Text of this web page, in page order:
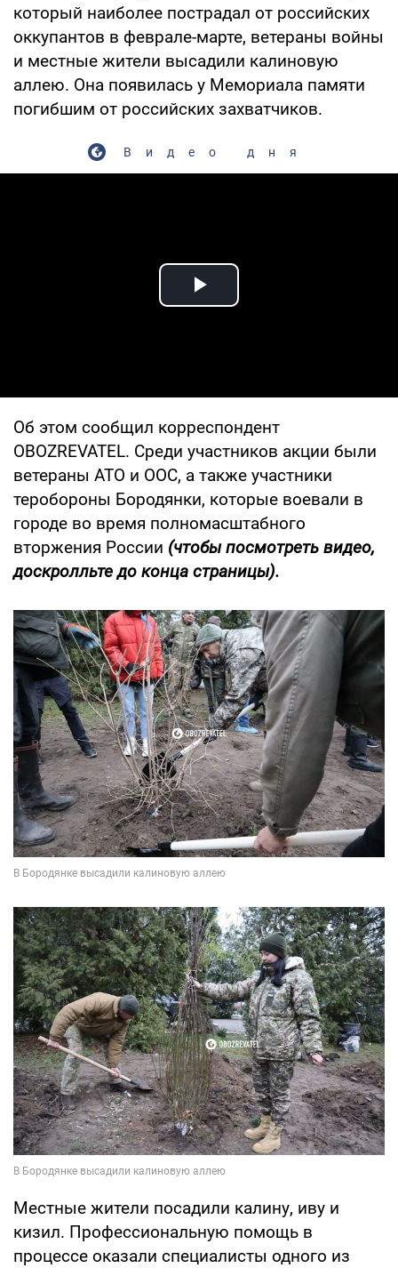
который наиболее пострадал от российских
оккупантов в феврале-марте, ветераны войны
и местные жители высадили калиновую
аллею. Она появилась у Мемориала памяти
погибшим от российских захватчиков.
Видео дня
Play Video
Об этом сообщил корреспондент
OBOZREVATEL. Среди участников акции были
ветераны АТО и ООС, а также участники
теробороны Бородянки, которые воевали в
городе во время полномасштабного
вторжения России (чтобы посмотреть видео,
доскролльте до конца страницы).
Местные жители посадили калину, иву и
кизил. Профессиональную помощь в
процессе оказали специалисты одного из